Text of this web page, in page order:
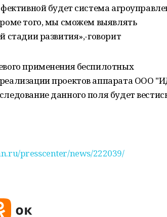
будет система
того, мы сможем выявлять
стадии развития»,-говорит
применения беспилотных
проектов аппарата ООО
данного поля будет
presscenter/news/222039/